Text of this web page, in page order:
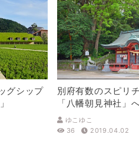
グシップ
別府有数のスピリ
「八幡朝見神社」
ゆこゆこ
36
2019.04.02